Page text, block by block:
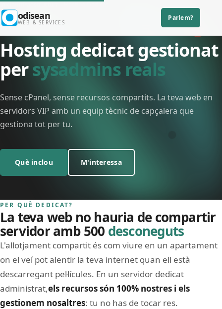
odisean
WEB & SERVICES Main navigation
Parlem?
INFRAESTRUCTURA
Hosting dedicat gestionat
persysadmins reals
Sense cPanel, sense recursos compartits. La teva web en
servidors VIP amb un equip tècnic de capçalera que
gestiona tot per tu.
Què inclou M'interessa
PER QUÈ DEDICAT?
La teva web no hauria de compartir
servidor amb 500 desconeguts
L'allotjament compartit és com viure en un apartament
on el veí pot alentir la teva internet quan ell està
descarregant pel·lícules. En un servidor dedicat
administrat,els recursos són 100% nostres i els
gestionem nosaltres: tu no has de tocar res.